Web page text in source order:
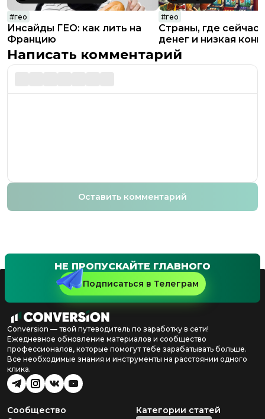
#гео
Инсайды ГЕО: как лить на
Францию
#гео
Страны, где сейчас
денег и низкая
в гемблинге
Написать комментарий
Оставить комментарий
НЕ ПРОПУСКАЙТЕ ГЛАВНОГО
Подписаться в Телеграм
Conversion — твой путеводитель по заработку в сети!
Ежедневное обновление материалов и сообщество
профессионалов, которые помогут тебе зарабатывать больше.
Все необходимые знания и инструменты на расстоянии одного
клика.
Сообщество Категории статей